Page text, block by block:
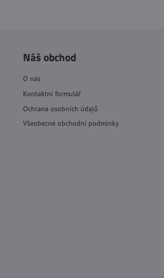
Náš obchod
O nás
Kontaktní formulář
Ochrana osobních údajů
Všeobecné obchodní podmínky